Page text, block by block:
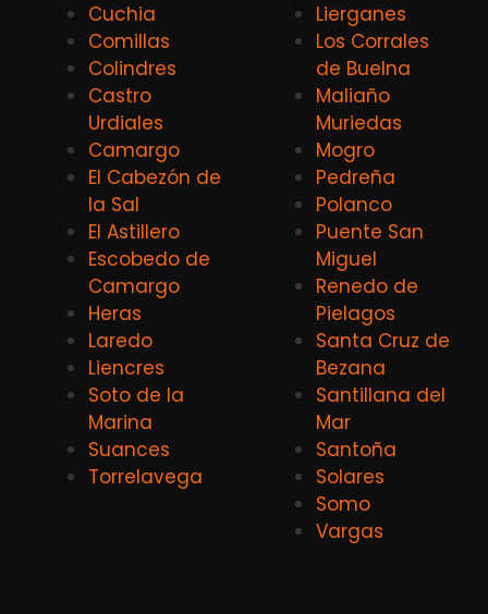
Cuchia
Comillas
Colindres
Castro
Urdiales
Camargo
El Cabezón de
la Sal
El Astillero
Escobedo de
Camargo
Heras
Laredo
Liencres
Soto de la
Marina
Suances
Torrelavega
Lierganes
Los Corrales
de Buelna
Maliaño
Muriedas
Mogro
Pedreña
Polanco
Puente San
Miguel
Renedo de
Pielagos
Santa Cruz de
Bezana
Santillana del
Mar
Santoña
Solares
Somo
Vargas